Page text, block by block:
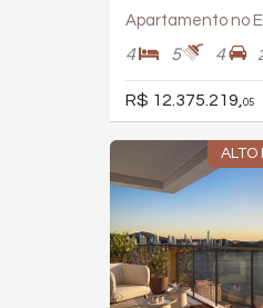
Apartamento no
4 5 4
R$ 12.375.219, 05
ALTO